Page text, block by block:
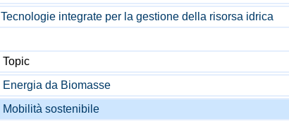
Tecnologie integrate per la gestione della risorsa idrica
Topic
Energia da Biomasse
Mobilità sostenibile